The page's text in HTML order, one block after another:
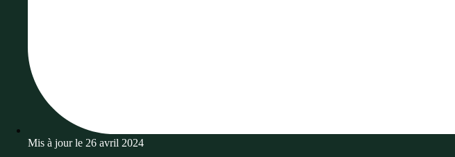
Mis à jour le 26 avril 2024